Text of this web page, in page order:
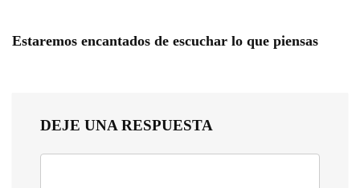
Estaremos encantados de escuchar lo que piensas
DEJE UNA RESPUESTA